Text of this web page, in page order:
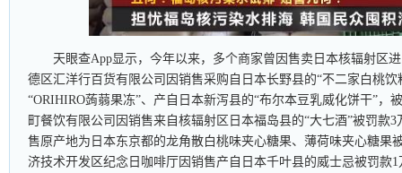
天眼查App显示，今年以来，多个商家曾因售卖日本核辐射区
德区汇洋行百货有限公司因销售采购自日本长野县的“不二家白桃饮
“ORIHIRO蒟蒻果冻”、产自日本新泻县的“布尔本豆乳威化饼干”，
町餐饮有限公司因销售来自核辐射区日本福岛县的“大七酒”被罚款
售原产地为日本东京都的龙角散白桃味夹心糖果、薄荷味夹心糖果
济技术开发区纪念日咖啡厅因销售产自日本千叶县的威士忌被罚款1